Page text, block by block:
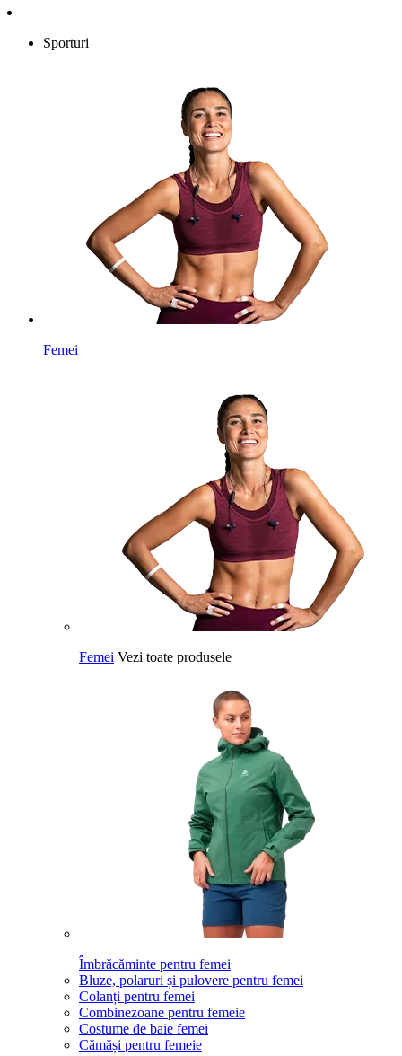
Sporturi
Femei
Femei Vezi toate produsele
Îmbrăcăminte pentru femei
Bluze, polaruri și pulovere pentru femei
Colanți pentru femei
Combinezoane pentru femeie
Costume de baie femei
Cămăși pentru femeie